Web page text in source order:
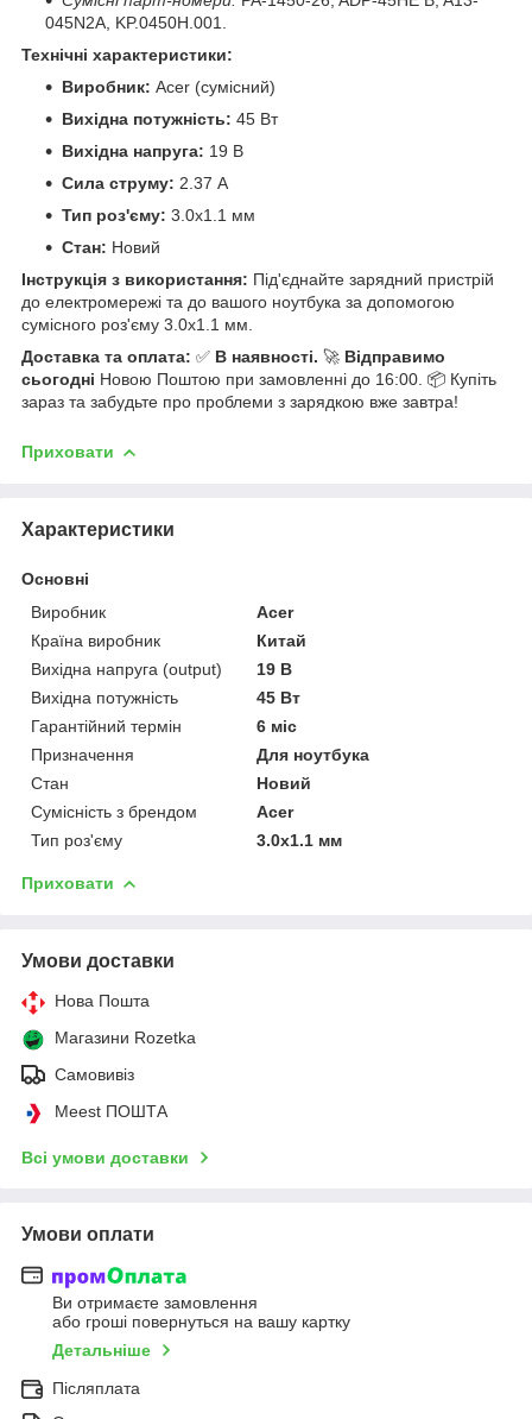
045N2A, KP.0450H.001.
Технічні характеристики:
Виробник: Acer (сумісний)
Вихідна потужність: 45 Вт
Вихідна напруга: 19 В
Сила струму: 2.37 А
Тип роз'єму: 3.0x1.1 мм
Стан: Новий
Інструкція з використання: Під'єднайте зарядний пристрій
до електромережі та до вашого ноутбука за допомогою
сумісного роз'єму 3.0x1.1 мм.
Доставка та оплата: ✅ В наявності. 🚀 Відправимо
сьогодні Новою Поштою при замовленні до 16:00. 📦 Купіть
зараз та забудьте про проблеми з зарядкою вже завтра!
Приховати
Характеристики
Основні
Виробник
Acer
Країна виробник
Китай
Вихідна напруга (output)
19 В
Вихідна потужність
45 Вт
Гарантійний термін
6 міс
Призначення
Для ноутбука
Стан
Новий
Сумісність з брендом
Acer
Тип роз'єму
3.0x1.1 мм
Приховати
Умови доставки
Нова Пошта
Магазини Rozetka
Самовивіз
Meest ПОШТА
Всі умови доставки
Умови оплати
Ви отримаєте замовлення
або гроші повернуться на вашу картку
Детальніше
Післяплата